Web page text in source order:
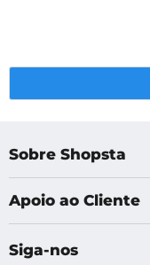
Sobre Shopsta
Apoio ao Cliente
Siga-nos